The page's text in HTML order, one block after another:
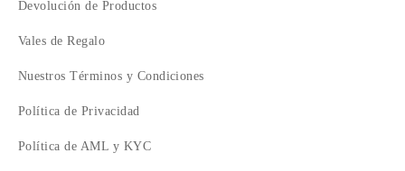
Devolución de Productos
Vales de Regalo
Nuestros Términos y Condiciones
Política de Privacidad
Política de AML y KYC